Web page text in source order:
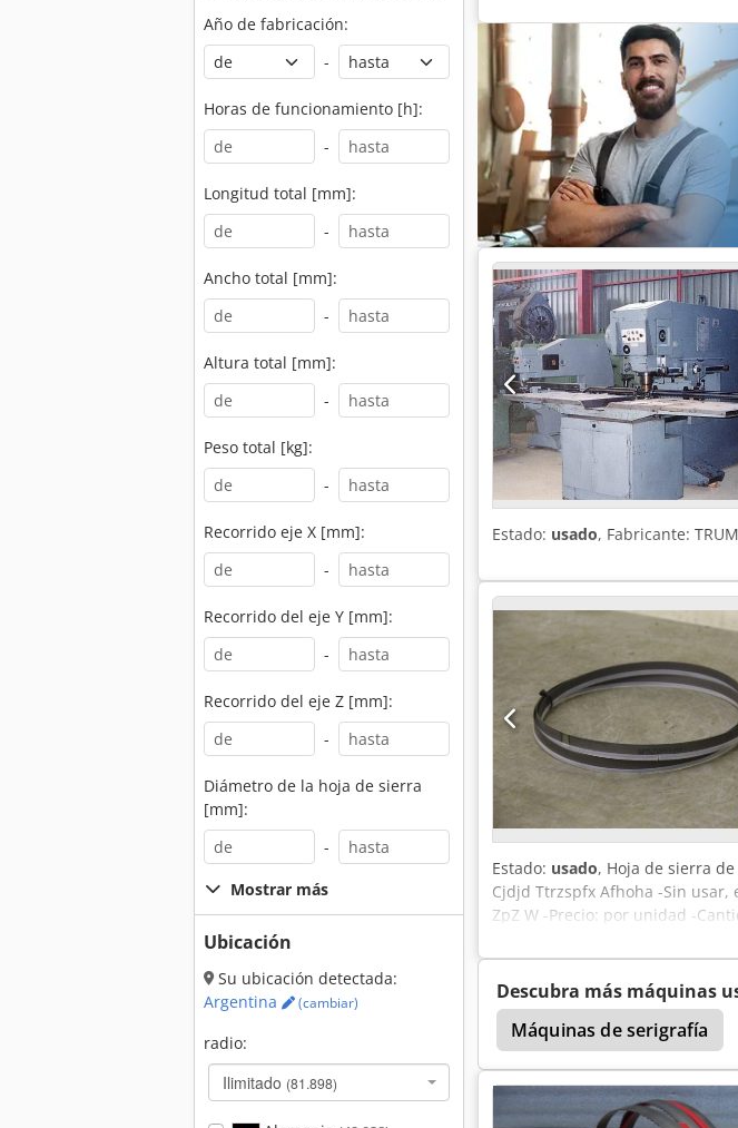
Año de fabricación:
-
Horas de funcionamiento [h]:
-
Longitud total [mm]:
-
Ancho total [mm]:
-
Altura total [mm]:
-
Peso total [kg]:
-
Recorrido eje X [mm]:
-
Recorrido del eje Y [mm]:
-
Recorrido del eje Z [mm]:
-
Diámetro de la hoja de sierra
[mm]:
-
Mostrar más
Ubicación
Su ubicación detectada:
Argentina
(cambiar)
radio:
Ilimitado (81.898)
Estado: usado, Fabricante:
Estado: usado, Hoja de sierra
Cjdjd Ttrzspfx Afhoha -Sin usar,
ZpZ W -Precio: por unidad -
Descubra más máquinas
Máquinas de serigrafía